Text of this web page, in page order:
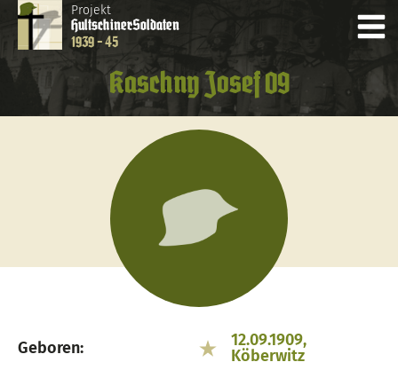
Projekt
HultschinerSoldaten
1939 - 45
Kaschny Josef 09
Geboren:
12.09.1909,
Köberwitz